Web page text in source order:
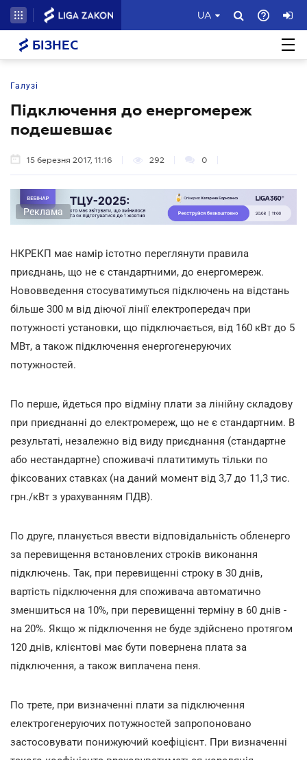
UA
БІЗНЕС
Галузі
Підключення до енергомереж
подешевшає
15 березня 2017, 11:16 292 0
Реклама
НКРЕКП має намір істотно переглянути правила
приєднань, що не є стандартними, до енергомереж.
Нововведення стосуватимуться підключень на відстань
більше 300 м від діючої лінії електропередач при
потужності установки, що підключається, від 160 кВт до 5
МВт, а також підключення енергогенеруючих
потужностей.
По перше, йдеться про відміну плати за лінійну складову
при приєднанні до електромереж, що не є стандартним. В
результаті, незалежно від виду приєднання (стандартне
або нестандартне) споживачі платитимуть тільки по
фіксованих ставках (на даний момент від 3,7 до 11,3 тис.
грн./кВт з урахуванням ПДВ).
По друге, планується ввести відповідальність обленерго
за перевищення встановлених строків виконання
підключень. Так, при перевищенні строку в 30 днів,
вартість підключення для споживача автоматично
зменшиться на 10%, при перевищенні терміну в 60 днів -
на 20%. Якщо ж підключення не буде здійснено протягом
120 днів, клієнтові має бути повернена плата за
підключення, а також виплачена пеня.
По трете, при визначенні плати за підключення
електрогенеруючих потужностей запропоновано
застосовувати понижуючий коефіцієнт. При визначенні